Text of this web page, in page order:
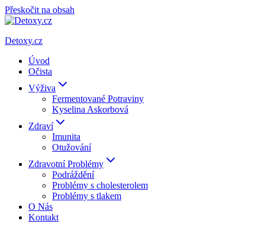
Přeskočit na obsah
Detoxy.cz
Úvod
Očista
Výživa
Fermentované Potraviny
Kyselina Askorbová
Zdraví
Imunita
Otužování
Zdravotní Problémy
Podráždění
Problémy s cholesterolem
Problémy s tlakem
O Nás
Kontakt